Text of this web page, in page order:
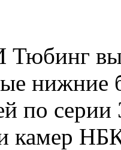
по
камер